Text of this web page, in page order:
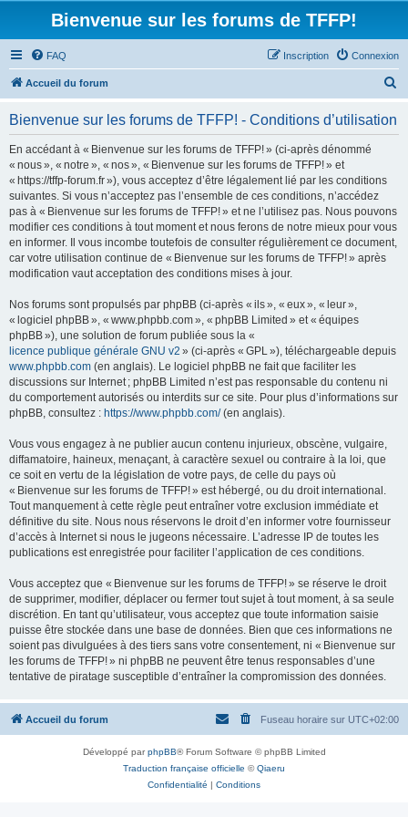
Bienvenue sur les forums de TFFP!
FAQ Connexion
Inscription
Accueil du forum
Bienvenue sur les forums de TFFP! - Conditions d’utilisation
En accédant à « Bienvenue sur les forums de TFFP! » (ci-après dénommé
« nous », « notre », « nos », « Bienvenue sur les forums de TFFP! » et
« https://tffp-forum.fr »), vous acceptez d’être légalement lié par les conditions
suivantes. Si vous n’acceptez pas l’ensemble de ces conditions, n’accédez
pas à « Bienvenue sur les forums de TFFP! » et ne l’utilisez pas. Nous pouvons
modifier ces conditions à tout moment et nous ferons de notre mieux pour vous
en informer. Il vous incombe toutefois de consulter régulièrement ce document,
car votre utilisation continue de « Bienvenue sur les forums de TFFP! » après
modification vaut acceptation des conditions mises à jour.
Nos forums sont propulsés par phpBB (ci-après « ils », « eux », « leur »,
« logiciel phpBB », « www.phpbb.com », « phpBB Limited » et « équipes
phpBB »), une solution de forum publiée sous la «
licence publique générale GNU v2 » (ci-après « GPL »), téléchargeable depuis
www.phpbb.com (en anglais). Le logiciel phpBB ne fait que faciliter les
discussions sur Internet ; phpBB Limited n’est pas responsable du contenu ni
du comportement autorisés ou interdits sur ce site. Pour plus d’informations sur
phpBB, consultez : https://www.phpbb.com/(en anglais).
Vous vous engagez à ne publier aucun contenu injurieux, obscène, vulgaire,
diffamatoire, haineux, menaçant, à caractère sexuel ou contraire à la loi, que
ce soit en vertu de la législation de votre pays, de celle du pays où
« Bienvenue sur les forums de TFFP! » est hébergé, ou du droit international.
Tout manquement à cette règle peut entraîner votre exclusion immédiate et
définitive du site. Nous nous réservons le droit d’en informer votre fournisseur
d’accès à Internet si nous le jugeons nécessaire. L’adresse IP de toutes les
publications est enregistrée pour faciliter l’application de ces conditions.
Vous acceptez que « Bienvenue sur les forums de TFFP! » se réserve le droit
de supprimer, modifier, déplacer ou fermer tout sujet à tout moment, à sa seule
discrétion. En tant qu’utilisateur, vous acceptez que toute information saisie
puisse être stockée dans une base de données. Bien que ces informations ne
soient pas divulguées à des tiers sans votre consentement, ni « Bienvenue sur
les forums de TFFP! » ni phpBB ne peuvent être tenus responsables d’une
tentative de piratage susceptible d’entraîner la compromission des données.
Accueil du forum Fuseau horaire sur UTC+02:00
Développé parphpBB® Forum Software © phpBB Limited
Traduction française officielle ©Qiaeru
Confidentialité | Conditions